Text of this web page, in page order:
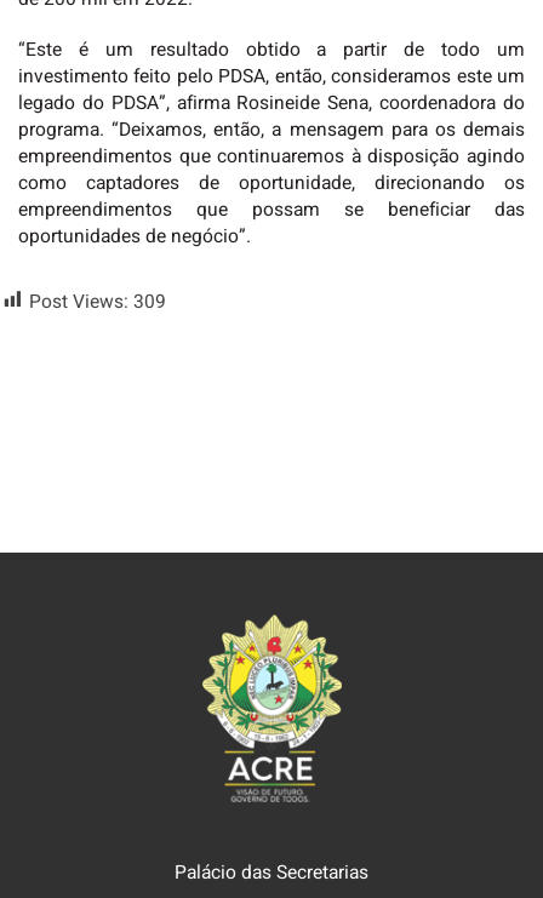
“Este é um resultado obtido a partir de todo um
investimento feito pelo PDSA, então, consideramos este um
legado do PDSA”, afirma Rosineide Sena, coordenadora do
programa. “Deixamos, então, a mensagem para os demais
empreendimentos que continuaremos à disposição agindo
como captadores de oportunidade, direcionando os
empreendimentos que possam se beneficiar das
oportunidades de negócio”.
Post Views: 309
Palácio das Secretarias